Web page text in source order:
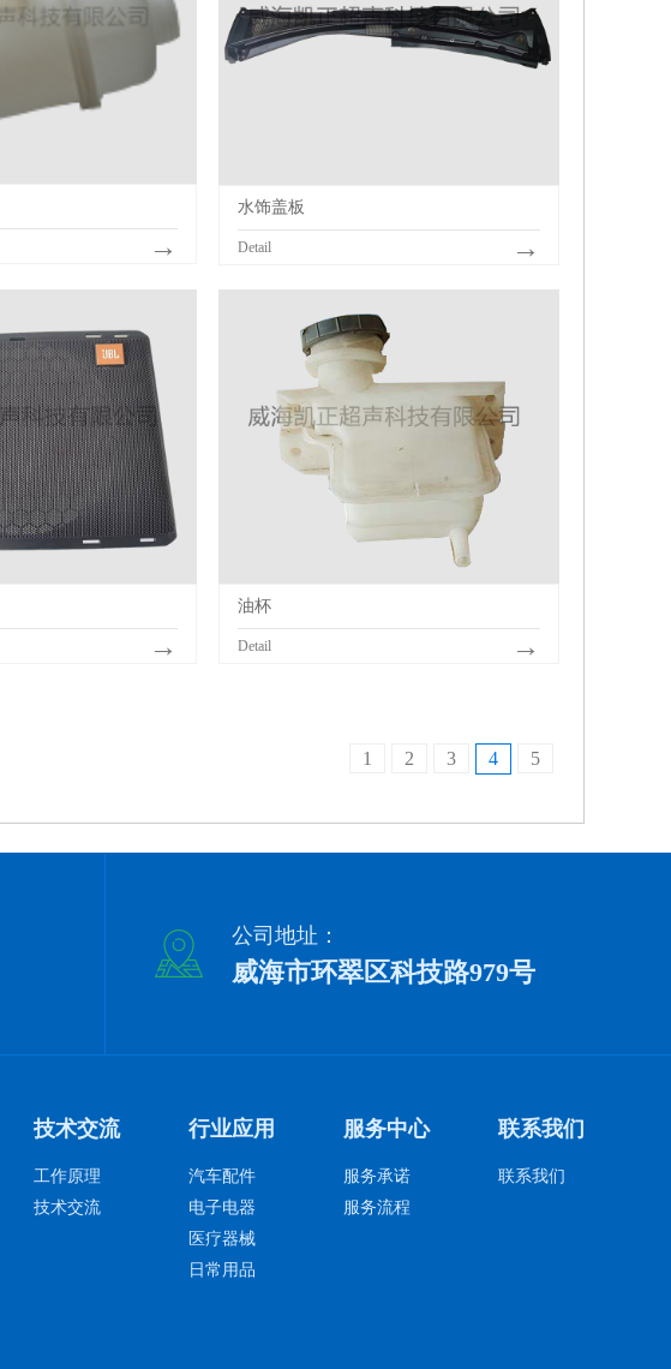
→
水饰盖板
Detail →
→
油杯
Detail →
1 2 3 4 5
公司地址：
威海市环翠区科技路979号
技术交流
工作原理
技术交流
行业应用
汽车配件
电子电器
医疗器械
日常用品
服务中心
服务承诺
服务流程
联系我们
联系我们